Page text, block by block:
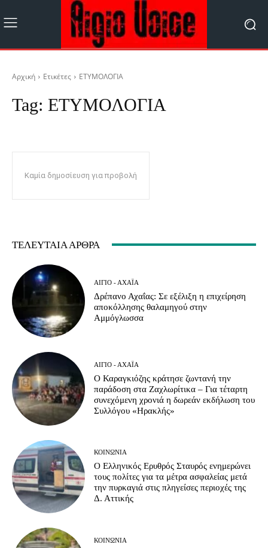
Αρχική Ετικέτες ΕΤΥΜΟΛΟΓΙΑ
Tag: ΕΤΥΜΟΛΟΓΙΑ
Καμία δημοσίευση για προβολή
ΤΕΛΕΥΤΑΊΑ ΆΡΘΡΑ
ΑΊΓΙΟ - ΑΧΑΪ́Α
Δρέπανο Αχαΐας: Σε εξέλιξη η επιχείρηση
αποκόλλησης θαλαμηγού στην
Αμμόγλωσσα
ΑΊΓΙΟ - ΑΧΑΪ́Α
Ο Καραγκιόζης κράτησε ζωντανή την
παράδοση στα Ζαχλωρίτικα – Για τέταρτη
συνεχόμενη χρονιά η δωρεάν εκδήλωση του
Συλλόγου «Ηρακλής»
ΚΟΙΝΩΝΊΑ
Ο Ελληνικός Ερυθρός Σταυρός ενημερώνει
τους πολίτες για τα μέτρα ασφαλείας μετά
την πυρκαγιά στις πληγείσες περιοχές της
Δ. Αττικής
ΚΟΙΝΩΝΊΑ